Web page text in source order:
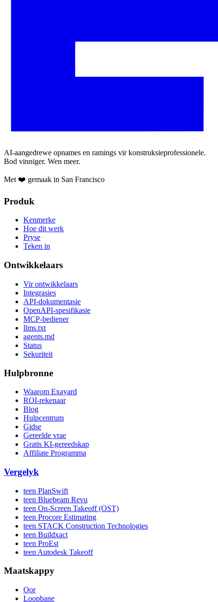
AI-aangedrewe opnames en ramings vir konstruksieprofessionele.
Bod vinniger. Wen meer.
Met ❤️ gemaak in San Francisco
Produk
Kenmerke
Hoe dit werk
Pryse
Teken in
Ontwikkelaars
Vir ontwikkelaars
Integrasies
API-dokumentasie
OpenAPI-spesifikasie
MCP-bediener
llms.txt
agents.md
Status
Sekuriteit
Hulpbronne
Waarom Exayard
ROI-rekenaar
Blog
Hulpcentrum
Gidse
Gereelde vrae
Gratis KI-gereedskap
Affiliate Programma
Vergelyk
teen PlanSwift
teen Bluebeam Revu
teen On-Screen Takeoff (OST)
teen Procore Estimating
teen STACK Construction Technologies
teen Buildxact
teen ProEst
teen Autodesk Takeoff
Maatskappy
Oor
Loopbane